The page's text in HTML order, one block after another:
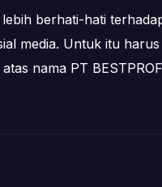
berhati-hati
media. Untuk itu
nama PT